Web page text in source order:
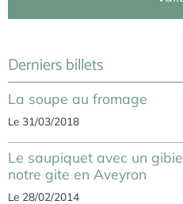
Derniers billets
La soupe au fromage
Le 31/03/2018
Le saupiquet avec un
notre gite en Aveyron
Le 28/02/2014